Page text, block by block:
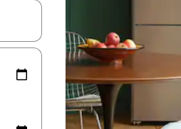
って移動するか、画面をタッチまた